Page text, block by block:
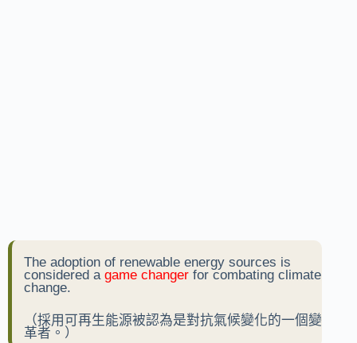
The adoption of renewable energy sources is
considered a game changer for combating climate
change.
（採用可再生能源被認為是對抗氣候變化的一個變
革者。）